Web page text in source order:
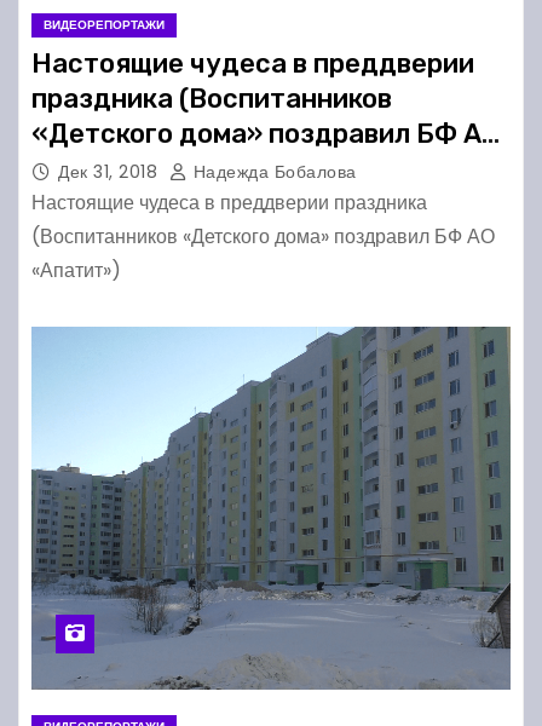
ВИДЕОРЕПОРТАЖИ
Настоящие чудеса в преддверии
праздника (Воспитанников
«Детского дома» поздравил БФ АО
«Апатит»)
Дек 31, 2018 Надежда Бобалова
Настоящие чудеса в преддверии праздника
(Воспитанников «Детского дома» поздравил БФ АО
«Апатит»)